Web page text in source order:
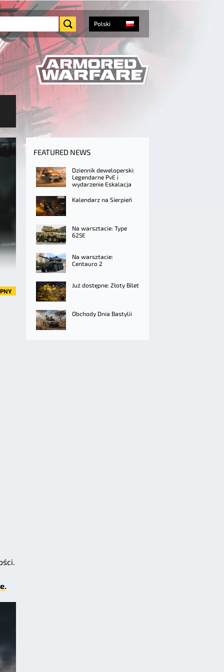
Polski
FEATURED NEWS
Dziennik deweloperski:
Legendarne PvE i
wydarzenie Eskalacja
Kalendarz na Sierpień
Na warsztacie: Type
625E
Na warsztacie:
Centauro 2
Już dostępne: Złoty Bilet
Obchody Dnia Bastylii